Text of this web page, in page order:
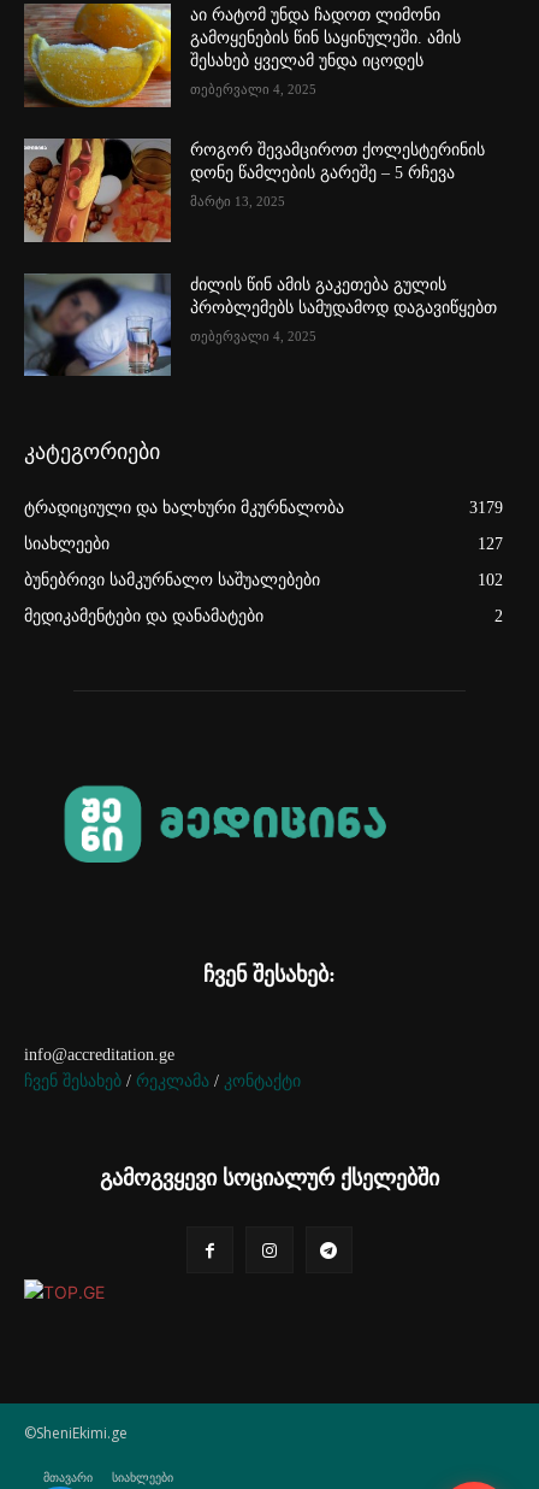
აი რატომ უნდა ჩადოთ ლიმონი
გამოყენების წინ საყინულეში. ამის
შესახებ ყველამ უნდა იცოდეს
თებერვალი 4, 2025
როგორ შევამციროთ ქოლესტერინის
დონე წამლების გარეშე – 5 რჩევა
მარტი 13, 2025
ძილის წინ ამის გაკეთება გულის
პრობლემებს სამუდამოდ დაგავიწყებთ
თებერვალი 4, 2025
კატეგორიები
ტრადიციული და ხალხური მკურნალობა
3179
სიახლეები
127
ბუნებრივი სამკურნალო საშუალებები
102
მედიკამენტები და დანამატები
2
ჩვენ შესახებ:
info@accreditation.ge
ჩვენ შესახებ / რეკლამა / კონტაქტი
გამოგვყევი სოციალურ ქსელებში
©SheniEkimi.ge
მთავარი სიახლეები